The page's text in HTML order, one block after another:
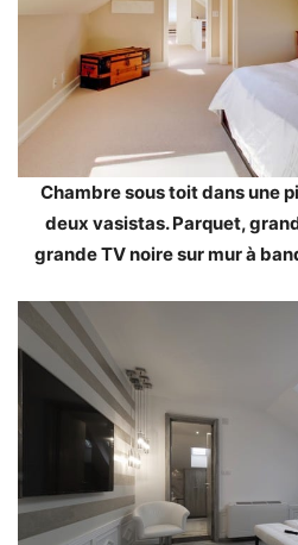
Chambre sous toit dans une
deux vasistas. Parquet,
grande TV noire sur mur à